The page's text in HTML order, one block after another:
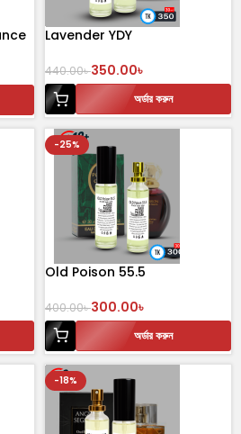
Lavender YDY
440.00৳350.00৳
অর্ডার করুন
-25%
Old Poison 55.5
400.00৳300.00৳
অর্ডার করুন
-18%